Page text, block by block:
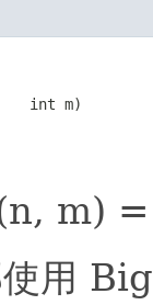
int m)
m)
使用